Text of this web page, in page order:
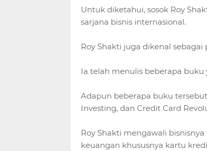
Untuk diketahui, sosok Roy
sarjana bisnis internasional.
Roy Shakti juga dikenal
Ia telah menulis beberapa
Adapun beberapa buku
Investing, dan Credit Card
Roy Shakti mengawali
keuangan khususnya kartu